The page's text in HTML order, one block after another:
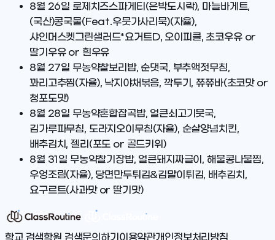
8월 26일 로제치즈스파게티(은박도시락), 마늘바게트,
(국산)콩국물(Feat.우뭇가사리묵)(자율),
샤인머스켓그린샐러드*요거트D, 오이피클, 초코우유 or
딸기우유 or 흰우유
8월 27일 무농약찰보리밥, 순댓국, 부추액젓무침,
꽈리고추찜(자율), 낙지야채볶음, 깍두기, 쮸쮸바(초코맛 or
청포도맛)
8월 28일 무농약혼합잡곡밥, 얼큰쇠고기뭇국,
김가루파무침, 도라지오이무침(자율), 순살양념치킨,
배추김치, 젤리(포도 or 골드키위)
8월 31일 무농약찰기장밥, 얼큰돼지짜글이, 해물콩나물찜,
우엉조림(자율), 당면만두튀김&김말이튀김, 배추김치,
요구르트(사과맛 or 딸기맛)
학교 검색학원 검색문의하기 이용약관개인정보처리방침